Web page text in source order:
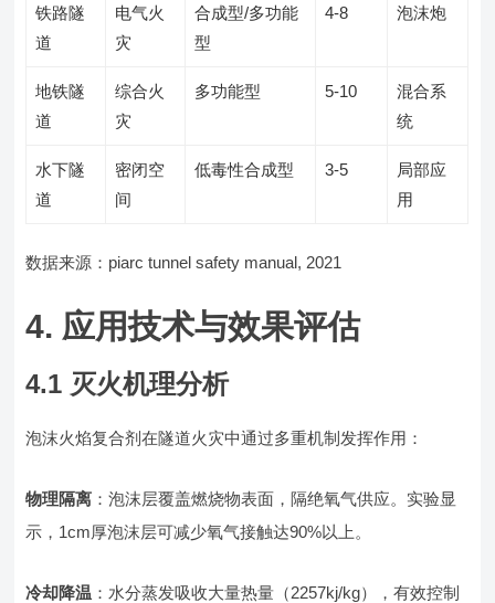
铁路隧
道
电气火
灾
合成型/多功能
型
4-8 泡沫炮
地铁隧
道
综合火
灾
多功能型 5-10
混合系
统
水下隧
道
密闭空
间
低毒性合成型 3-5
局部应
用
数据来源：piarc tunnel safety manual, 2021
4. 应用技术与效果评估
4.1 灭火机理分析
泡沫火焰复合剂在隧道火灾中通过多重机制发挥作用：
物理隔离 ：泡沫层覆盖燃烧物表面，隔绝氧气供应。实验显
示，1cm厚泡沫层可减少氧气接触达90%以上。
冷却降温 ：水分蒸发吸收大量热量（2257kj/kg），有效控制